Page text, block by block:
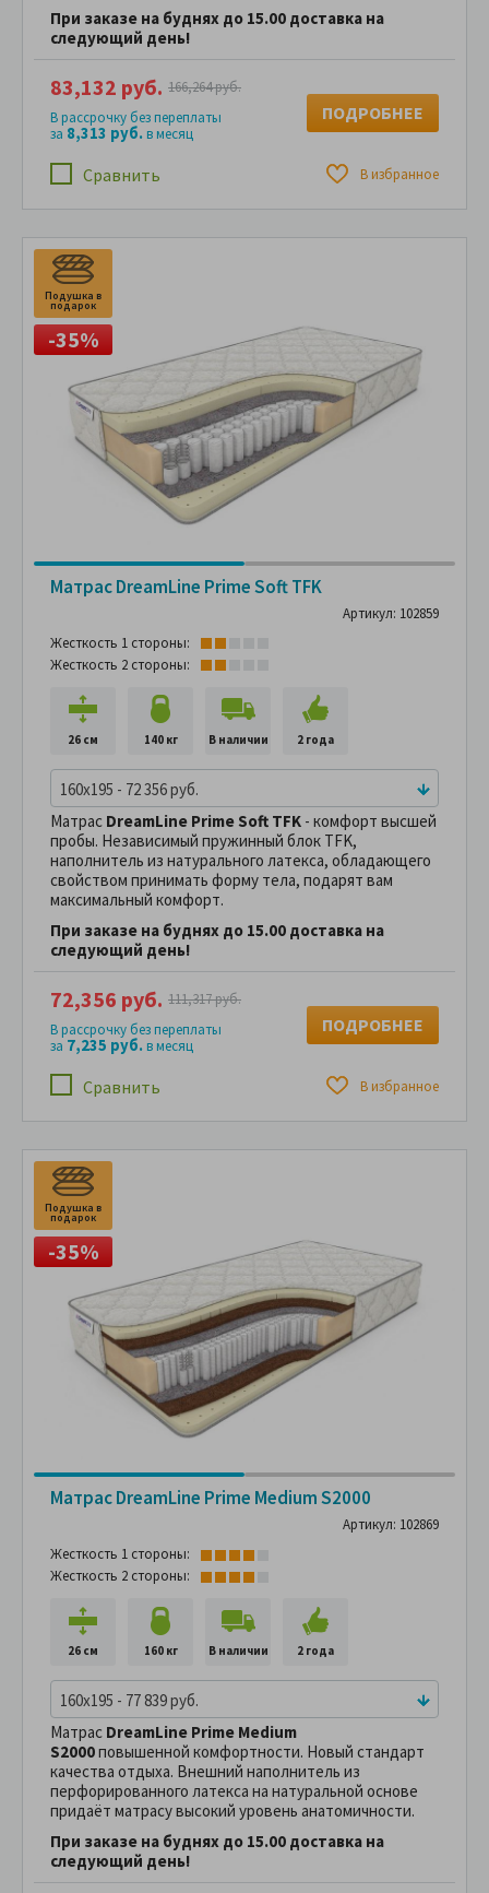
При заказе на буднях до 15.00 доставка на
следующий день!
Сравнить В избранное
83,132 руб. 166,264 руб.
В рассрочку без переплаты
за 8,313 руб.в месяц
ПОДРОБНЕЕ
Подушка в
подарок
-35%
Матрас DreamLine Prime Soft TFK
Артикул: 102859
Жесткость 1 стороны:
Жесткость 2 стороны:
26 см 140 кг В наличии 2 года
160x195 - 72 356 руб.
Матрас DreamLine Prime Soft TFK - комфорт высшей
пробы. Независимый пружинный блок TFK,
наполнитель из натурального латекса, обладающего
свойством принимать форму тела, подарят вам
максимальный комфорт.
При заказе на буднях до 15.00 доставка на
следующий день!
Сравнить В избранное
72,356 руб. 111,317 руб.
В рассрочку без переплаты
за 7,235 руб.в месяц
ПОДРОБНЕЕ
Подушка в
подарок
-35%
Матрас DreamLine Prime Medium S2000
Артикул: 102869
Жесткость 1 стороны:
Жесткость 2 стороны:
26 см 160 кг В наличии 2 года
160x195 - 77 839 руб.
Матрас DreamLine Prime Medium
S2000повышенной комфортности. Новый стандарт
качества отдыха. Внешний наполнитель из
перфорированного латекса на натуральной основе
придаёт матрасу высокий уровень анатомичности.
При заказе на буднях до 15.00 доставка на
следующий день!